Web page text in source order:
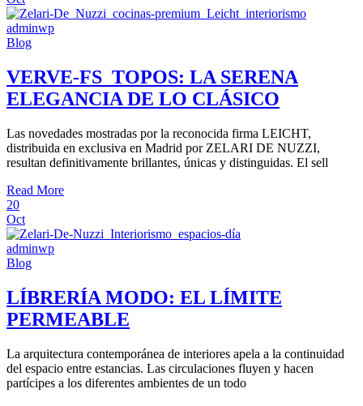
adminwp
Blog
VERVE-FS_TOPOS: LA SERENA
ELEGANCIA DE LO CLÁSICO
Las novedades mostradas por la reconocida firma LEICHT,
distribuida en exclusiva en Madrid por ZELARI DE NUZZI,
resultan definitivamente brillantes, únicas y distinguidas. El sell
Read More
20
Oct
adminwp
Blog
LÍBRERÍA MODO: EL LÍMITE
PERMEABLE
La arquitectura contemporánea de interiores apela a la continuidad
del espacio entre estancias. Las circulaciones fluyen y hacen
partícipes a los diferentes ambientes de un todo